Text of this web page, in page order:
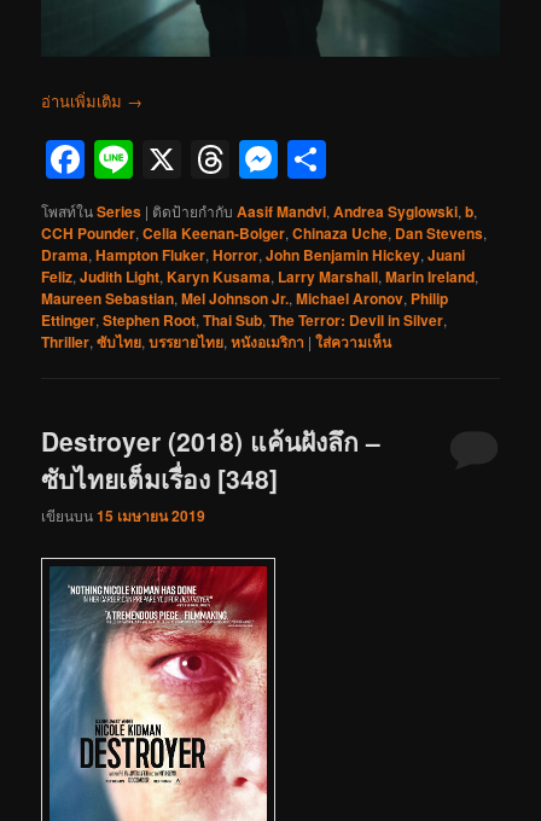
อ่านเพิ่มเติม →
Facebook
Line
X Threads
Messenger
โพสท์ในSeries | ติดป้ายกำกับ Aasif Mandvi,Andrea Syglowski,b,
CCH Pounder,Celia Keenan-Bolger,Chinaza Uche, Dan Stevens,
Drama,Hampton Fluker,Horror,John Benjamin Hickey,Juani
Feliz,Judith Light,Karyn Kusama, Larry Marshall,Marin Ireland,
Maureen Sebastian,Mel Johnson Jr.,Michael Aronov, Philip
Ettinger,Stephen Root,Thai Sub,The Terror: Devil in Silver,
Thriller,ซับไทย,บรรยายไทย,หนังอเมริกา |ใส่ความเห็น
Destroyer (2018) แค้นฝังลึก –
ซับไทยเต็มเรื่อง [348]
เขียนบน15 เมษายน 2019